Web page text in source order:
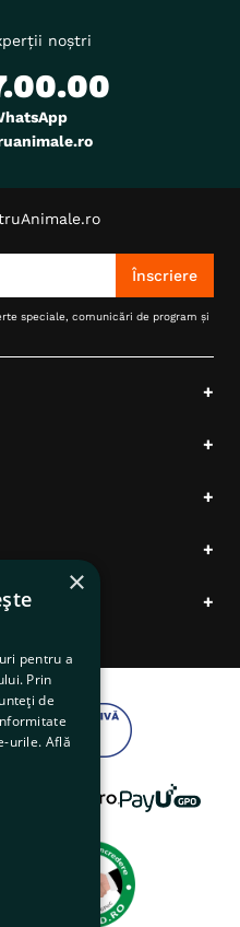
noștri
Înscriere
speciale, comunicări de program și
+
+
+
+
+
×
pentru a
Prin
de
urile. Află